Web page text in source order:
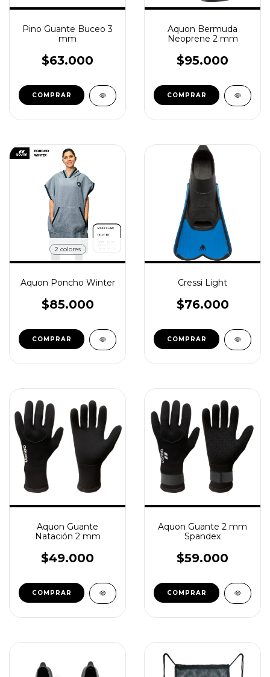
Pino Guante Buceo 3
mm
$63.000
COMPRAR
Aquon Bermuda
Neoprene 2 mm
$95.000
COMPRAR
2 colores
Aquon Poncho Winter
$85.000
COMPRAR
Cressi Light
$76.000
COMPRAR
Aquon Guante
Natación 2 mm
$49.000
COMPRAR
Aquon Guante 2 mm
Spandex
$59.000
COMPRAR